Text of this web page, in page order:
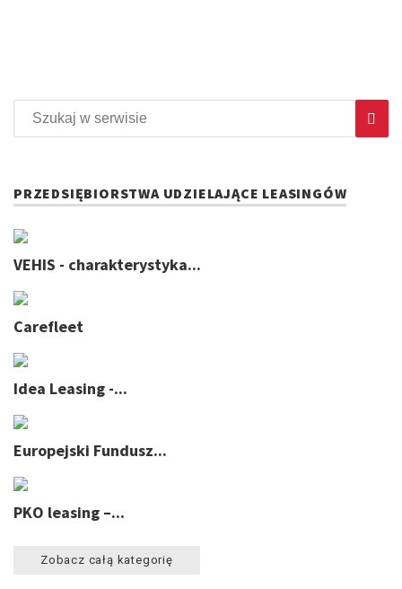
PRZEDSIĘBIORSTWA UDZIELAJĄCE LEASINGÓW
VEHIS - charakterystyka...
Carefleet
Idea Leasing -...
Europejski Fundusz...
PKO leasing –...
Zobacz całą kategorię